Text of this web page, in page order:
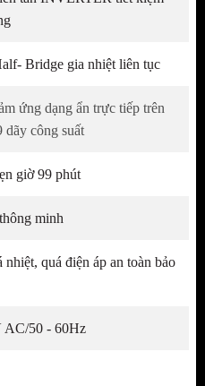
KF-330DI
còn có tính năng chia
giúp tiết kiệm được
điều khiển cảm ứng siêu
tác và quan sát quá
của mình.
ra mắt với nhiều mẫu
sự lựa chọn hơn cho
nấu vượt trội, làm
Bridge gia nhiệt liên tục
ứng dạng ẩn trực tiếp trên
dãy công suất
giờ 99 phút
minh
nhiệt, quá điện áp an toàn bảo
AC/50 - 60Hz